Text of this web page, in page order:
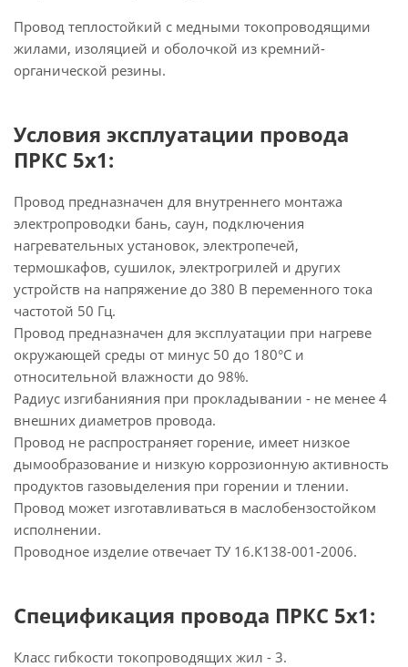
Провод теплостойкий с медными токопроводящими
жилами, изоляцией и оболочкой из кремний-
органической резины.
Условия эксплуатации провода
ПРКС 5х1:
Провод предназначен для внутреннего монтажа
электропроводки бань, саун, подключения
нагревательных установок, электропечей,
термошкафов, сушилок, электрогрилей и других
устройств на напряжение до 380 В переменного тока
частотой 50 Гц.
Провод предназначен для эксплуатации при нагреве
окружающей среды от минус 50 до 180°С и
относительной влажности до 98%.
Радиус изгибанияния при прокладывании - не менее 4
внешних диаметров провода.
Провод не распространяет горение, имеет низкое
дымообразование и низкую коррозионную активность
продуктов газовыделения при горении и тлении.
Провод может изготавливаться в маслобензостойком
исполнении.
Проводное изделие отвечает ТУ 16.К138-001-2006.
Спецификация провода ПРКС 5х1:
Класс гибкости токопроводящих жил - 3.